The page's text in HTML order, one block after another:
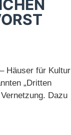
Häuser für Kultur
„Dritten
Dazu